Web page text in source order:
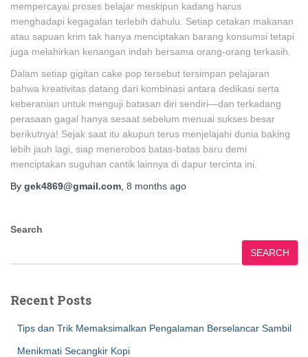
mempercayai proses belajar meskipun kadang harus
menghadapi kegagalan terlebih dahulu. Setiap cetakan makanan
atau sapuan krim tak hanya menciptakan barang konsumsi tetapi
juga melahirkan kenangan indah bersama orang-orang terkasih.
Dalam setiap gigitan cake pop tersebut tersimpan pelajaran
bahwa kreativitas datang dari kombinasi antara dedikasi serta
keberanian untuk menguji batasan diri sendiri—dan terkadang
perasaan gagal hanya sesaat sebelum menuai sukses besar
berikutnya! Sejak saat itu akupun terus menjelajahi dunia baking
lebih jauh lagi, siap menerobos batas-batas baru demi
menciptakan suguhan cantik lainnya di dapur tercinta ini.
By gek4869@gmail.com 8 months ago
Search
SEARCH
Recent Posts
Tips dan Trik Memaksimalkan Pengalaman Berselancar Sambil
Menikmati Secangkir Kopi